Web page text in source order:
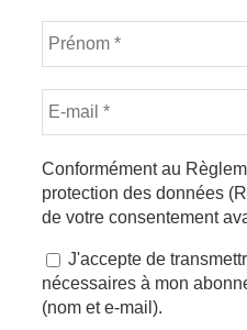
Conformément au
protection des données
de votre consentement
J'accepte de
nécessaires à mon
(nom et e-mail).